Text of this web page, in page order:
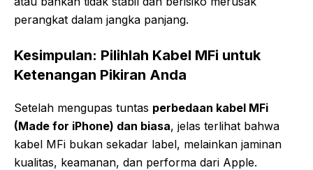
perangkat dalam jangka panjang.
Kesimpulan: Pilihlah Kabel MFi untuk
Ketenangan Pikiran Anda
Setelah mengupas tuntas perbedaan kabel MFi
(Made for iPhone) dan biasa, jelas terlihat bahwa
kabel MFi bukan sekadar label, melainkan jaminan
kualitas, keamanan, dan performa dari Apple.